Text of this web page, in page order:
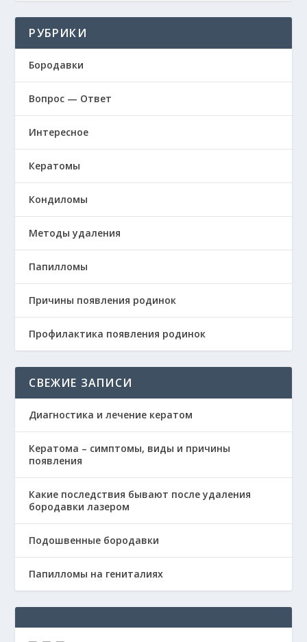
РУБРИКИ
Бородавки
Вопрос — Ответ
Интересное
Кератомы
Кондиломы
Методы удаления
Папилломы
Причины появления родинок
Профилактика появления родинок
СВЕЖИЕ ЗАПИСИ
Диагностика и лечение кератом
Кератома – симптомы, виды и причины
появления
Какие последствия бывают после удаления
бородавки лазером
Подошвенные бородавки
Папилломы на гениталиях